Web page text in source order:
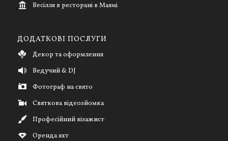
Весілля в ресторані в Маямі
ДОДАТКОВІ ПОСЛУГИ
Декор та оформлення
Ведучий & DJ
Фотограф на свято
Святкова відеозйомка
Професійний візажист
Оренда яхт